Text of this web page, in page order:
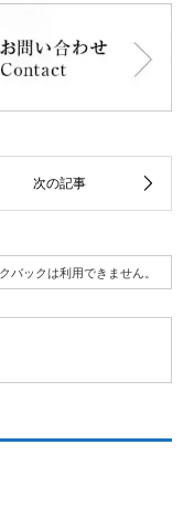
バックは利用できません。